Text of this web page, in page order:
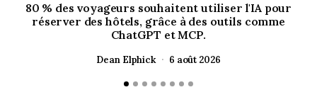
80 % des voyageurs souhaitent utiliser l'IA pour
réserver des hôtels, grâce à des outils comme
ChatGPT et MCP.
Dean Elphick 6 août 2026